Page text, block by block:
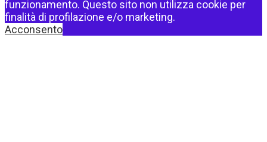
funzionamento. Questo sito non utilizza cookie per
finalità di profilazione e/o marketing.
Acconsento